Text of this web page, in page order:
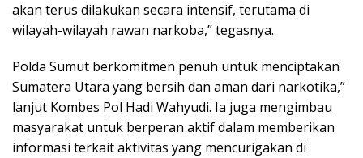
akan terus dilakukan secara intensif, terutama di
wilayah-wilayah rawan narkoba,” tegasnya.
Polda Sumut berkomitmen penuh untuk menciptakan
Sumatera Utara yang bersih dan aman dari narkotika,”
lanjut Kombes Pol Hadi Wahyudi. Ia juga mengimbau
masyarakat untuk berperan aktif dalam memberikan
informasi terkait aktivitas yang mencurigakan di